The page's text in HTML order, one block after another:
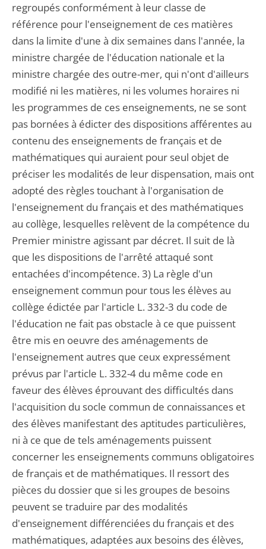
regroupés conformément à leur classe de
référence pour l'enseignement de ces matières
dans la limite d'une à dix semaines dans l'année, la
ministre chargée de l'éducation nationale et la
ministre chargée des outre-mer, qui n'ont d'ailleurs
modifié ni les matières, ni les volumes horaires ni
les programmes de ces enseignements, ne se sont
pas bornées à édicter des dispositions afférentes au
contenu des enseignements de français et de
mathématiques qui auraient pour seul objet de
préciser les modalités de leur dispensation, mais ont
adopté des règles touchant à l'organisation de
l'enseignement du français et des mathématiques
au collège, lesquelles relèvent de la compétence du
Premier ministre agissant par décret. Il suit de là
que les dispositions de l'arrêté attaqué sont
entachées d'incompétence. 3) La règle d'un
enseignement commun pour tous les élèves au
collège édictée par l'article L. 332-3 du code de
l'éducation ne fait pas obstacle à ce que puissent
être mis en oeuvre des aménagements de
l'enseignement autres que ceux expressément
prévus par l'article L. 332-4 du même code en
faveur des élèves éprouvant des difficultés dans
l'acquisition du socle commun de connaissances et
des élèves manifestant des aptitudes particulières,
ni à ce que de tels aménagements puissent
concerner les enseignements communs obligatoires
de français et de mathématiques. Il ressort des
pièces du dossier que si les groupes de besoins
peuvent se traduire par des modalités
d'enseignement différenciées du français et des
mathématiques, adaptées aux besoins des élèves,